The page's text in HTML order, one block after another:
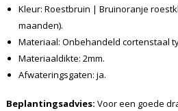
Kleur: Roestbruin | Bruinoranje
maanden).
Materiaal: Onbehandeld cortenstaal
Materiaaldikte: 2mm.
Afwateringsgaten: ja.
Beplantingsadvies: Voor een goede